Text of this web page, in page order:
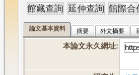
論文基本資料 摘要 外文摘要
本論文永久網址: